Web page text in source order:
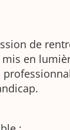
de
mis en